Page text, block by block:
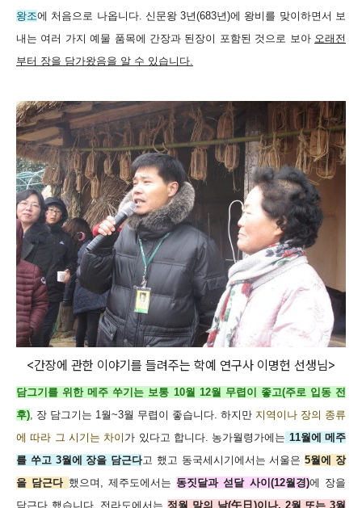
왕조에 처음으로 나옵니다. 신문왕 3년(683년)에 왕비를 맞이하면서 보
내는 여러 가지 예물 품목에 간장과 된장이 포함된 것으로 보아 오래전
부터 장을 담가왔음을 알 수 있습니다.
<간장에 관한 이야기를 들려주는 학예 연구사 이명헌 선생님>
담그기를 위한 메주 쑤기는 보통 10월 12월 무렵이 좋고(주로 입동 전
후), 장 담그기는 1월~3월 무렵이 좋습니다. 하지만 지역이나 장의 종류
에 따라 그 시기는 차이 가 있다고 합니다. 농가월령가에는 11월에 메주
를 쑤고 3월에 장을 담근다고 했고 동국세시기에서는 서울은5월에 장
을 담근다 했으며, 제주도에서는 동짓달과 섣달 사이(12월경)에 장을
담근다 했습니다. 전라도에서는 정월 말의 날(午日)이나, 2월 또는 3월